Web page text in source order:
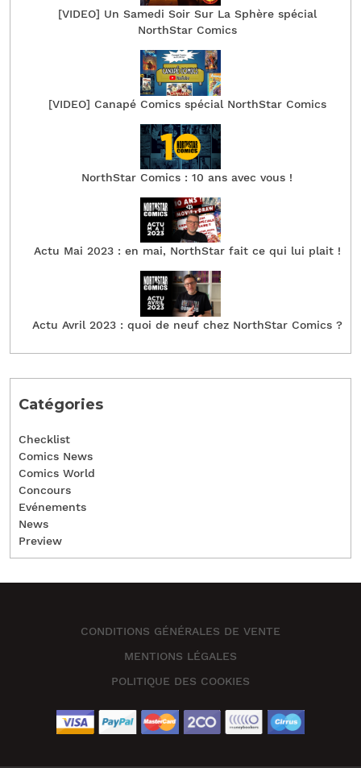
[VIDEO] Un Samedi Soir Sur La Sphère spécial
NorthStar Comics
[VIDEO] Canapé Comics spécial NorthStar Comics
NorthStar Comics : 10 ans avec vous !
Actu Mai 2023 : en mai, NorthStar fait ce qui lui plait !
Actu Avril 2023 : quoi de neuf chez NorthStar Comics ?
Catégories
Checklist
Comics News
Comics World
Concours
Evénements
News
Preview
CONDITIONS GÉNÉRALES DE VENTE
MENTIONS LÉGALES
POLITIQUE DES COOKIES